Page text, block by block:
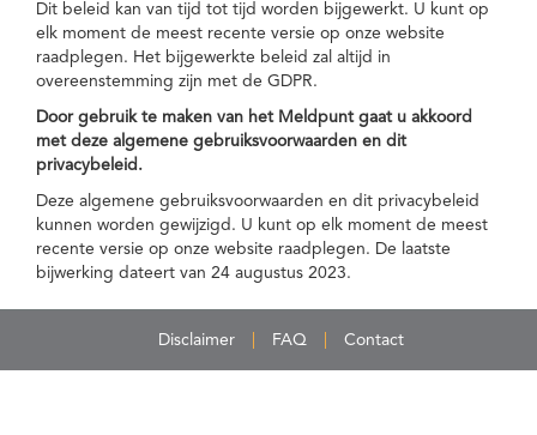
Dit beleid kan van tijd tot tijd worden bijgewerkt. U kunt op
elk moment de meest recente versie op onze website
raadplegen. Het bijgewerkte beleid zal altijd in
overeenstemming zijn met de GDPR.
Door gebruik te maken van het Meldpunt gaat u akkoord
met deze algemene gebruiksvoorwaarden en dit
privacybeleid.
Deze algemene gebruiksvoorwaarden en dit privacybeleid
kunnen worden gewijzigd. U kunt op elk moment de meest
recente versie op onze website raadplegen. De laatste
bijwerking dateert van 24 augustus 2023.
Disclaimer FAQ Contact